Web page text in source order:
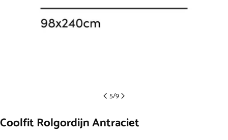
5/9
Coolfit Rolgordijn Antraciet